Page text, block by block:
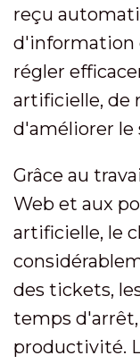
reçu
d'information
régler
artificielle, de
d'améliorer le
Grâce au
Web et aux
artificielle, le
des tickets,
temps
productivité.